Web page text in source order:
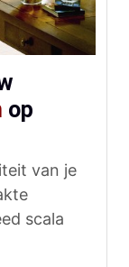
op
van je
scala